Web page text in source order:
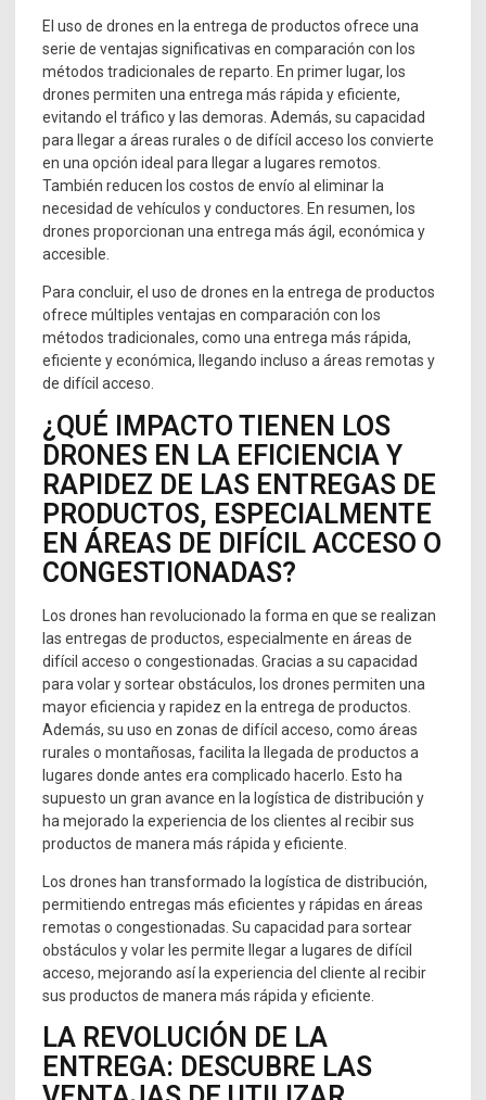
El uso de drones en la entrega de productos ofrece una
serie de ventajas significativas en comparación con los
métodos tradicionales de reparto. En primer lugar, los
drones permiten una entrega más rápida y eficiente,
evitando el tráfico y las demoras. Además, su capacidad
para llegar a áreas rurales o de difícil acceso los convierte
en una opción ideal para llegar a lugares remotos.
También reducen los costos de envío al eliminar la
necesidad de vehículos y conductores. En resumen, los
drones proporcionan una entrega más ágil, económica y
accesible.
Para concluir, el uso de drones en la entrega de productos
ofrece múltiples ventajas en comparación con los
métodos tradicionales, como una entrega más rápida,
eficiente y económica, llegando incluso a áreas remotas y
de difícil acceso.
¿QUÉ IMPACTO TIENEN LOS
DRONES EN LA EFICIENCIA Y
RAPIDEZ DE LAS ENTREGAS DE
PRODUCTOS, ESPECIALMENTE
EN ÁREAS DE DIFÍCIL ACCESO O
CONGESTIONADAS?
Los drones han revolucionado la forma en que se realizan
las entregas de productos, especialmente en áreas de
difícil acceso o congestionadas. Gracias a su capacidad
para volar y sortear obstáculos, los drones permiten una
mayor eficiencia y rapidez en la entrega de productos.
Además, su uso en zonas de difícil acceso, como áreas
rurales o montañosas, facilita la llegada de productos a
lugares donde antes era complicado hacerlo. Esto ha
supuesto un gran avance en la logística de distribución y
ha mejorado la experiencia de los clientes al recibir sus
productos de manera más rápida y eficiente.
Los drones han transformado la logística de distribución,
permitiendo entregas más eficientes y rápidas en áreas
remotas o congestionadas. Su capacidad para sortear
obstáculos y volar les permite llegar a lugares de difícil
acceso, mejorando así la experiencia del cliente al recibir
sus productos de manera más rápida y eficiente.
LA REVOLUCIÓN DE LA
ENTREGA: DESCUBRE LAS